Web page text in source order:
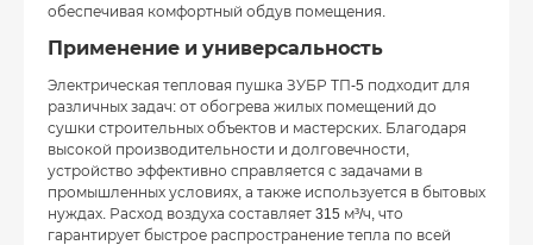
обеспечивая комфортный обдув помещения.
Применение и универсальность
Электрическая тепловая пушка ЗУБР ТП-5 подходит для
различных задач: от обогрева жилых помещений до
сушки строительных объектов и мастерских. Благодаря
высокой производительности и долговечности,
устройство эффективно справляется с задачами в
промышленных условиях, а также используется в бытовых
нуждах. Расход воздуха составляет 315 м³/ч, что
гарантирует быстрое распространение тепла по всей